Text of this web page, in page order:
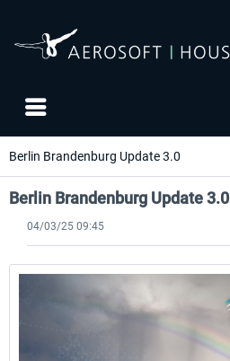
Berlin Brandenburg Update 3.0
Berlin Brandenburg Update 3.0
04/03/25 09:45